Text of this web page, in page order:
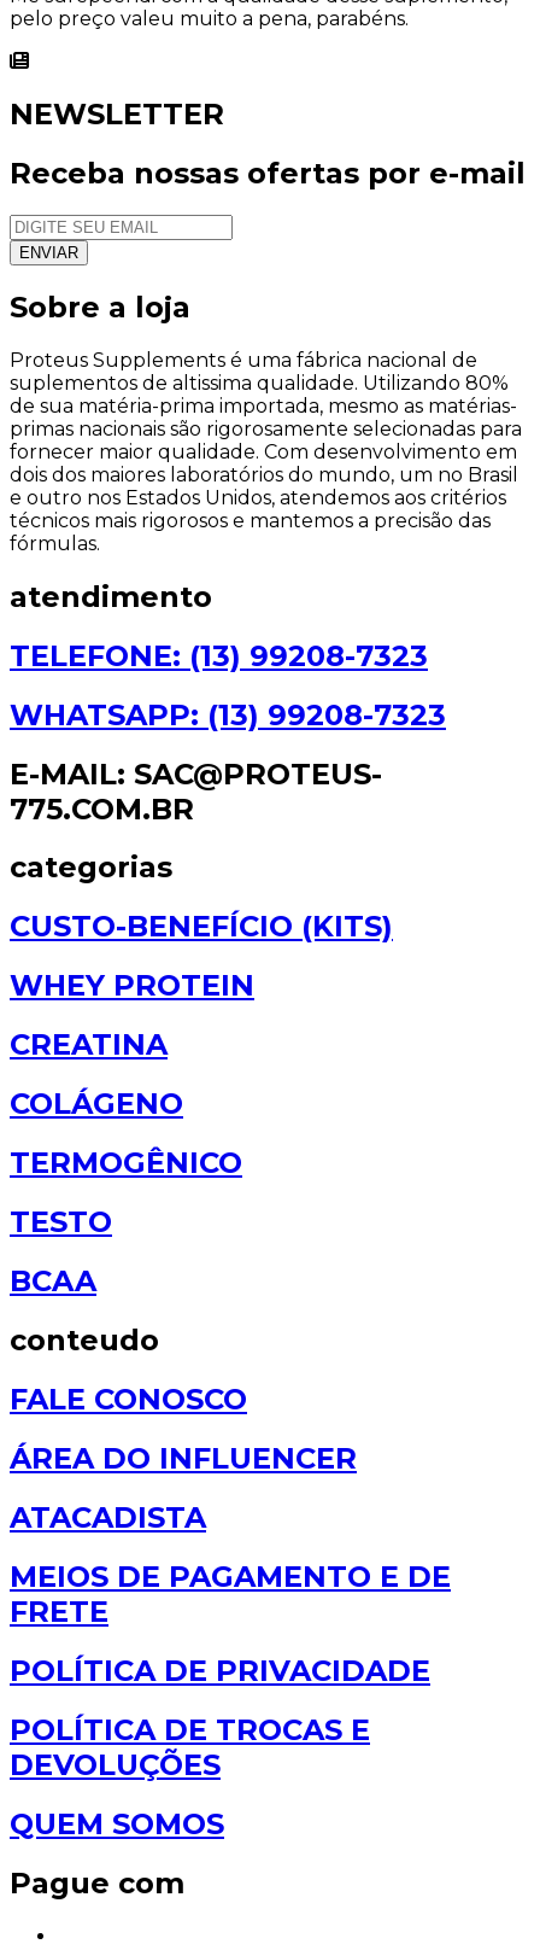
pelo preço valeu muito a pena, parabéns.
NEWSLETTER
Receba nossas ofertas por e-mail
Sobre a loja
Proteus Supplements é uma fábrica nacional de
suplementos de altissima qualidade. Utilizando 80%
de sua matéria-prima importada, mesmo as matérias-
primas nacionais são rigorosamente selecionadas para
fornecer maior qualidade. Com desenvolvimento em
dois dos maiores laboratórios do mundo, um no Brasil
e outro nos Estados Unidos, atendemos aos critérios
técnicos mais rigorosos e mantemos a precisão das
fórmulas.
atendimento
TELEFONE: (13) 99208-7323
WHATSAPP: (13) 99208-7323
E-MAIL: SAC@PROTEUS-
775.COM.BR
categorias
CUSTO-BENEFÍCIO (KITS)
WHEY PROTEIN
CREATINA
COLÁGENO
TERMOGÊNICO
TESTO
BCAA
conteudo
FALE CONOSCO
ÁREA DO INFLUENCER
ATACADISTA
MEIOS DE PAGAMENTO E DE
FRETE
POLÍTICA DE PRIVACIDADE
POLÍTICA DE TROCAS E
DEVOLUÇÕES
QUEM SOMOS
Pague com